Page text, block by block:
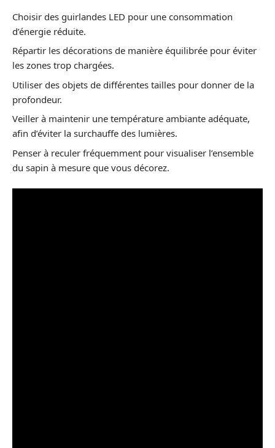
Choisir des guirlandes LED pour une consommation
d’énergie réduite.
Répartir les décorations de manière équilibrée pour éviter
les zones trop chargées.
Utiliser des objets de différentes tailles pour donner de la
profondeur.
Veiller à maintenir une température ambiante adéquate,
afin d’éviter la surchauffe des lumières.
Penser à reculer fréquemment pour visualiser l’ensemble
du sapin à mesure que vous décorez.